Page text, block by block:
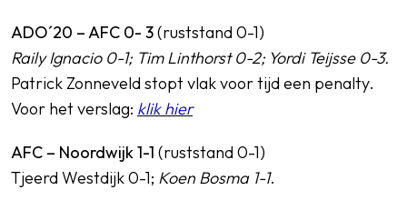
ADO´20 – AFC 0- 3(ruststand 0-1)
Raily Ignacio 0-1; Tim Linthorst 0-2; Yordi Teijsse 0-3.
Patrick Zonneveld stopt vlak voor tijd een penalty.
Voor het verslag: klik hier
AFC – Noordwijk 1-1 (ruststand 0-1)
Tjeerd Westdijk 0-1; Koen Bosma 1-1.